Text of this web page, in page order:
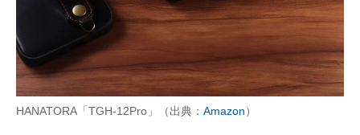
HANATORA「TGH-12Pro」（出典： Amazon）